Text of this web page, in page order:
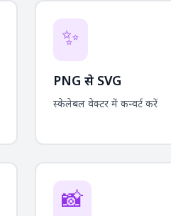
✨
PNG से SVG
स्केलेबल वेक्टर में कन्वर्ट करें
📸